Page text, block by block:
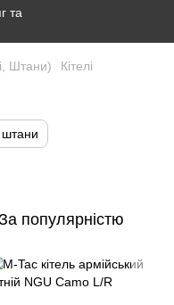
Штани) Кітелі
популярністю